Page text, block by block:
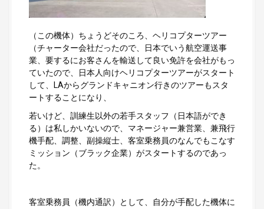
（この機体）ちょうどそのころ、ヘリコプターツアー
（チャーター会社だったので、日本でいう航空運送事
業、要するにお客さんを輸送して良い免許を会社がもっ
ていたので、日本人向けヘリコプターツアーがスタート
して、LAからグランドキャニオン行きのツアーもスタ
ートすることになり、
若いけど、訓練生以外の若手スタッフ（日本語ができ
る）は私しかいないので、マネージャー兼営業、兼飛行
機手配、調整、副操縦士、客室乗務員のなんでもこなす
ミッション（ブラック企業）がスタートするのであっ
た。
客室乗務員（機内通訳）として、自分が手配した機体に